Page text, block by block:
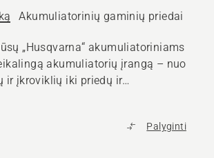
Akumuliatorinių gaminių priedai
„Husqvarna“ akumuliatoriniams
akumuliatorių įrangą – nuo
ir įkroviklių iki priedų ir
Palyginti